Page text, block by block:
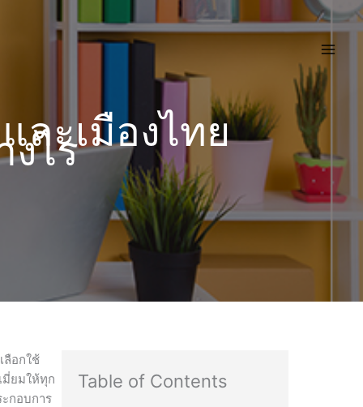
ละเมืองไทย
ไร
ลือกใช้
มี่ยมให้ทุก
กอบการ
Table of Contents